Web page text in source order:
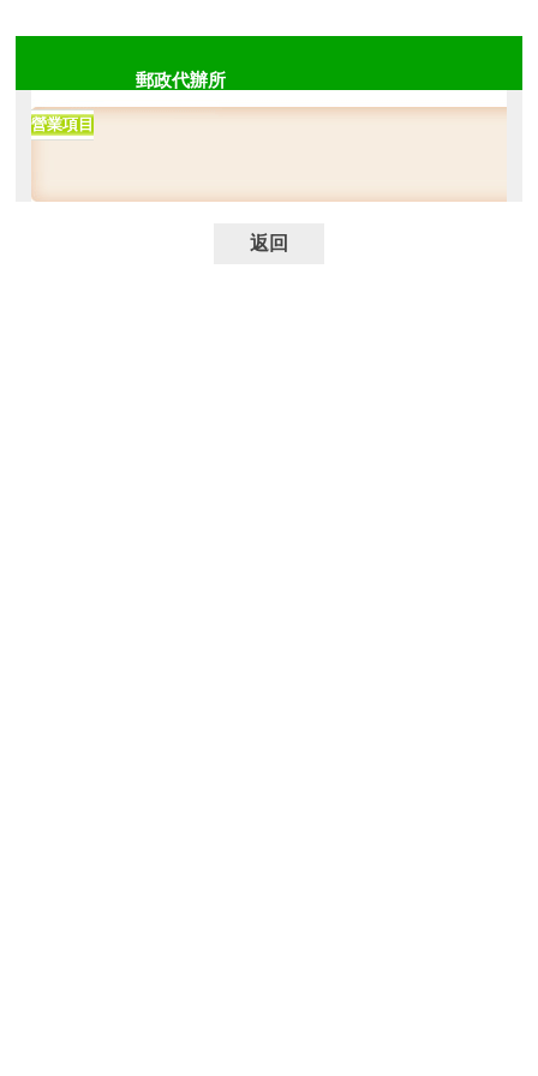
郵政代辦所
營業項目
返回